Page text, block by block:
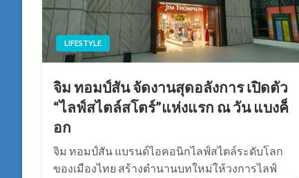
LIFESTYLE
จิม ทอมป์สัน จัดงานสุดอลังการ เปิดตัว
“ไลฟ์สไตล์สโตร์”แห่งแรก ณ วัน แบงค็
อก
จิม ทอมป์สัน แบรนด์ไอคอนิกไลฟ์สไตล์ระดับโลก
ของเมืองไทย สร้างตำนานบทใหม่ให้วงการไลฟ์